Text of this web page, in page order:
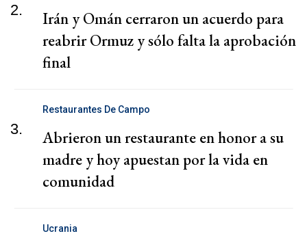
2.
Irán y Omán cerraron un acuerdo para
reabrir Ormuz y sólo falta la aprobación
final
3.
Restaurantes De Campo
Abrieron un restaurante en honor a su
madre y hoy apuestan por la vida en
comunidad
Ucrania